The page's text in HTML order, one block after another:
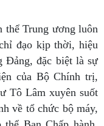
thể Trung ương luôn
đạo kịp thời, hiệu
Đảng, đặc biệt là sự
của Bộ Chính trị,
Tô Lâm xuyên suốt
về tổ chức bộ máy,